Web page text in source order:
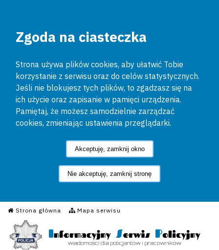
Zgoda na ciasteczka
Strona używa plików cookies, aby ułatwić Tobie
korzystanie z serwisu oraz do celów statystycznych.
Jeśli nie blokujesz tych plików, to zgadzasz się na
ich użycie oraz zapisanie w pamięci urządzenia.
Pamiętaj, że możesz samodzielnie zarządzać
cookies, zmieniając ustawienia przeglądarki.
Akceptuję, zamknij okno
Nie akceptuję, zamknij stronę
Strona główna Mapa serwisu
Informacyjny Serwis